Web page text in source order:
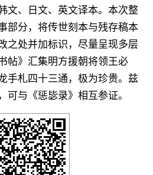
文、日文、英文译本。本次整
部分，将传世刻本与残存稿本
之处并加标识，尽量呈现多层
帖》汇集明方援朝将领王必
手札四十三通，极为珍贵。兹
可与《惩毖录》相互参证。